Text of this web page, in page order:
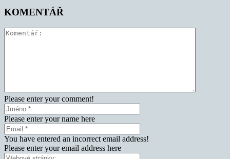
KOMENTÁŘ
Please enter your comment!
Please enter your name here
You have entered an incorrect email address!
Please enter your email address here